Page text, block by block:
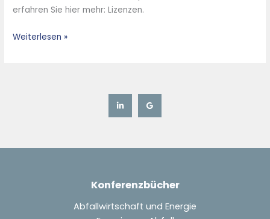
erfahren Sie hier mehr: Lizenzen.
Marktteilnehmer
Weiterlesen »
Konferenzbücher
Abfallwirtschaft und Energie